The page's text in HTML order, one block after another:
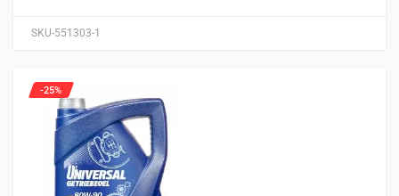
SKU-551303-1
-25%